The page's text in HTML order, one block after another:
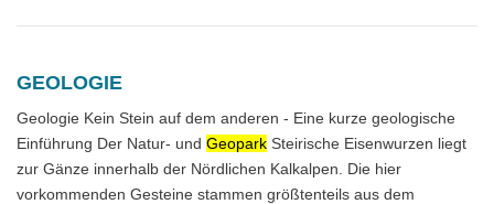
GEOLOGIE
Geologie Kein Stein auf dem anderen - Eine kurze geologische
Einführung Der Natur- und Geopark Steirische Eisenwurzen liegt
zur Gänze innerhalb der Nördlichen Kalkalpen. Die hier
vorkommenden Gesteine stammen größtenteils aus dem